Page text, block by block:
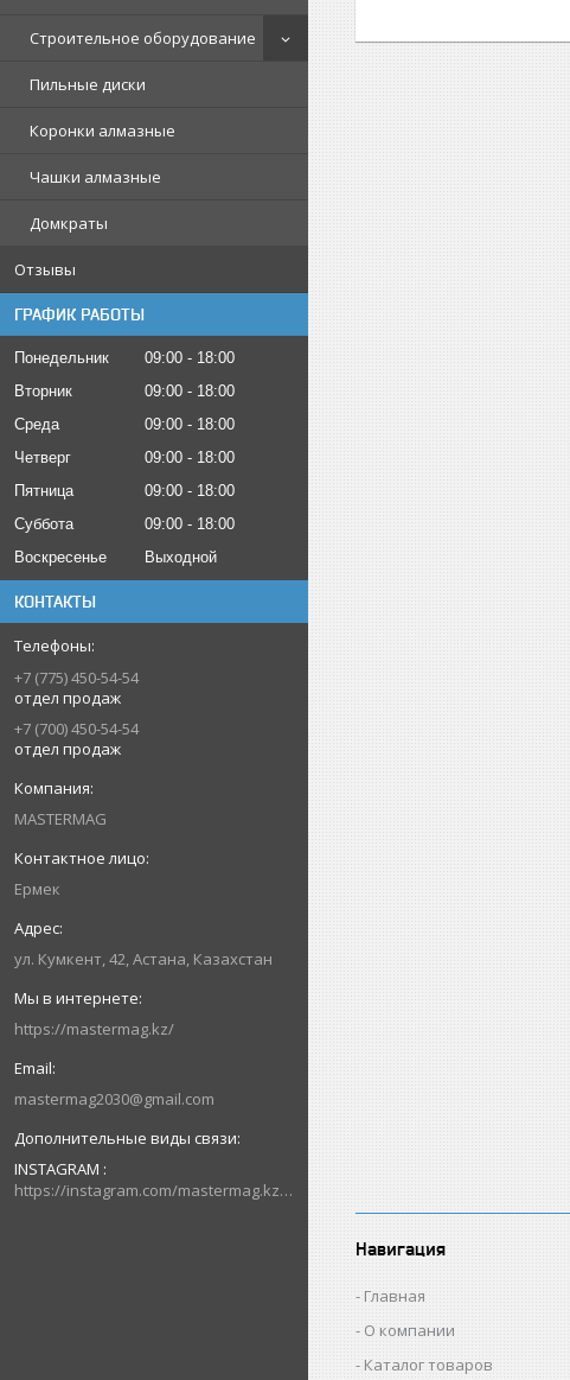
Строительное оборудование
Пильные диски
Коронки алмазные
Чашки алмазные
Домкраты
Отзывы
ГРАФИК РАБОТЫ
Понедельник 09:00
18:00
Вторник
09:00
18:00
Среда
09:00
18:00
Четверг
09:00
18:00
Пятница
09:00
18:00
Суббота
09:00
18:00
Воскресенье
Выходной
КОНТАКТЫ
+7 (775) 450-54-54
отдел продаж
+7 (700) 450-54-54
отдел продаж
MASTERMAG
Ермек
ул. Кумкент, 42, Астана, Казахстан
https://mastermag.kz/
mastermag2030@gmail.com
INSTAGRAM
https://instagram.com/mastermag.kz?igshid=NDk5N2NlZjQ=
Навигация
Главная
О компании
Каталог товаров